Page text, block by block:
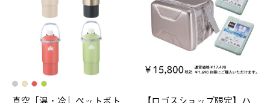
真空「温・冷」ペットボト
【ロゴスショップ限定】ハ